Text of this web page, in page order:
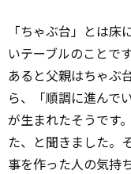
「ちゃぶ台」とは
いテーブルのことで
あると父親はちゃぶ
ら、「順調に進んで
が生まれたそうです
た、と聞きました。
事を作った人の気持